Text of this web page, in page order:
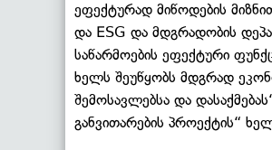
ეფექტურად მიწოდების
და ESG და მდგრადობის
საწარმოების ეფექტური
ხელს შეუწყობს მდგრად
შემოსავლებსა და
განვითარების პროექტის“